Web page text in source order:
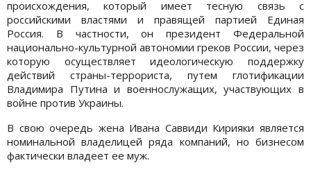
происхождения, который имеет тесную связь с
российскими властями и правящей партией Единая
Россия. В частности, он президент Федеральной
национально-культурной автономии греков России, через
которую осуществляет идеологическую поддержку
действий страны-террориста, путем глотификации
Владимира Путина и военнослужащих, участвующих в
войне против Украины.
В свою очередь жена Ивана Саввиди Кирияки является
номинальной владелицей ряда компаний, но бизнесом
фактически владеет ее муж.